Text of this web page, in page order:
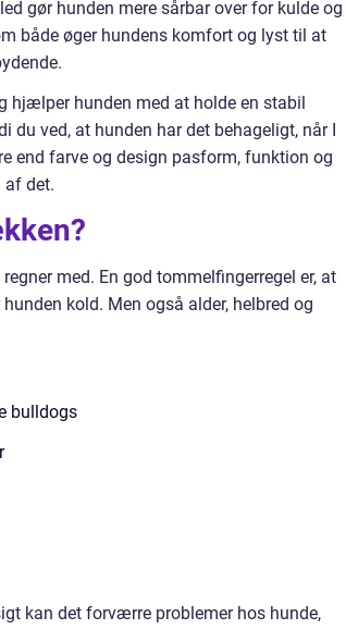
gør hunden mere sårbar over for kulde og
både øger hundens komfort og lyst til at
hjælper hunden med at holde en stabil
du ved, at hunden har det behageligt, når I
end farve og design pasform, funktion og
af det.
med. En god tommelfingerregel er, at
kold. Men også alder, helbred og
bulldogs
kan det forværre problemer hos hunde,